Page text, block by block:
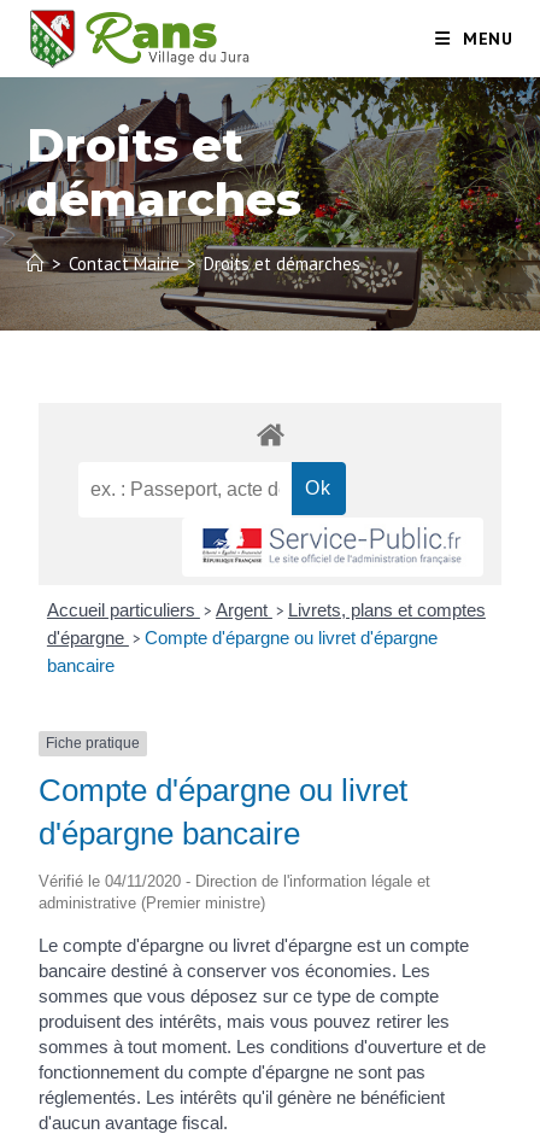
MENU
Droits et
démarches
> Contact Mairie > Droits et démarches
Accueil particuliers > Argent > Livrets, plans et comptes
d'épargne > Compte d'épargne ou livret d'épargne
bancaire
Fiche pratique
Compte d'épargne ou livret
d'épargne bancaire
Vérifié le 04/11/2020 - Direction de l'information légale et
administrative (Premier ministre)
Le compte d'épargne ou livret d'épargne est un compte
bancaire destiné à conserver vos économies. Les
sommes que vous déposez sur ce type de compte
produisent des intérêts, mais vous pouvez retirer les
sommes à tout moment. Les conditions d'ouverture et de
fonctionnement du compte d'épargne ne sont pas
réglementés. Les intérêts qu'il génère ne bénéficient
d'aucun avantage fiscal.